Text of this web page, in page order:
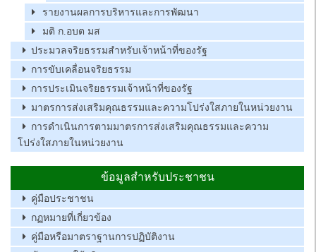
รายงานผลการบริหารและการพัฒนา
มติ ก.อบต มส
ประมวลจริยธรรมสำหรับเจ้าหน้าที่ของรัฐ
การขับเคลื่อนจริยธรรม
การประเมินจริยธรรมเจ้าหน้าที่ของรัฐ
มาตรการส่งเสริมคุณธรรมและความโปร่งใสภายในหน่วยงาน
การดำเนินการตามมาตรการส่งเสริมคุณธรรมและความ
โปร่งใสภายในหน่วยงาน
ข้อมูลสำหรับประชาชน
คู่มือประชาชน
กฏหมายที่เกี่ยวข้อง
คู่มือหรือมาตราฐานการปฏิบัติงาน